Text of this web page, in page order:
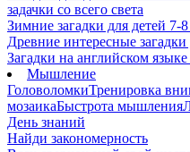
задачки со всего света
Зимние загадки для детей 7-
Древние интересные
Загадки на английском
Мышление
ГоловоломкиТренировка
мозаикаБыстрота мышления
День знаний
Найди закономерность